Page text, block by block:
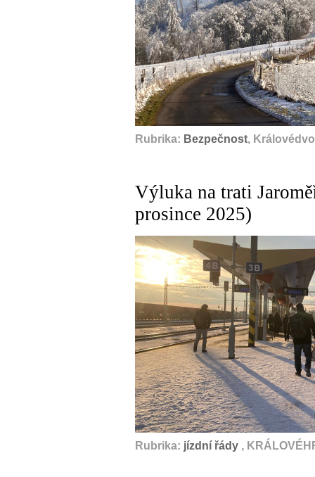
Rubrika: Bezpečnost,
Výluka na trati
prosince 2025)
Rubrika: jízdní řády ,